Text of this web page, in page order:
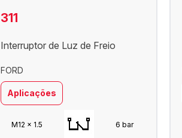
311
Interruptor de Luz de Freio
FORD
Aplicações
M12 x 1.5 6 bar